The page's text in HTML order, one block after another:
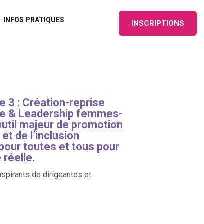
INFOS PRATIQUES INSCRIPTIONS
3 : Création-reprise
& Leadership femmes-
majeur de promotion
de l’inclusion
toutes et tous pour
réelle.
de dirigeantes et